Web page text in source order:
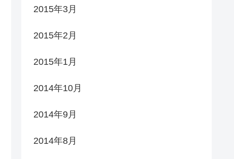
2015年3月
2015年2月
2015年1月
2014年10月
2014年9月
2014年8月